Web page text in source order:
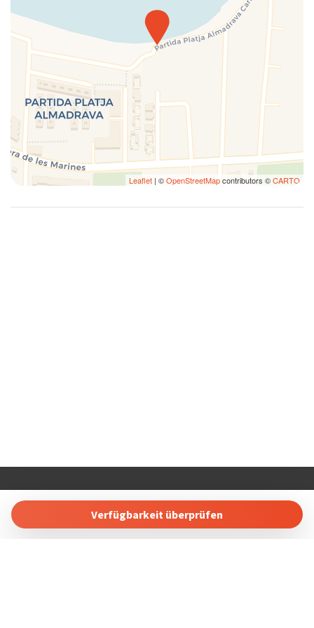
Töpfe und Pfannen
Unabhängige Heizung / Klimaanlage
Vollständige Küche
Waschmaschine
Web-TV
Willkommenspaket
Wohnzimmer
Mountain View
Leaflet | ©OpenStreetMapcontributors ©CARTO
Verfügbarkeit überprüfen
Calle Carlos Senti 23 03700 Dénia, Alicante, Spain
Tel: +34 865689257